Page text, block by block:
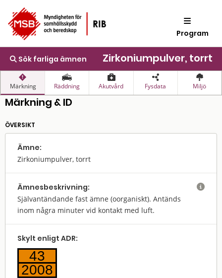
Program
Sök farliga ämnen Zirkoniumpulver, torrt
Märkning Räddning Akutvård Fysdata Miljö
Märkning & ID
ÖVERSIKT
Ämne:
Zirkoniumpulver, torrt
Ämnes­beskrivning:
Självantändande fast ämne (oorganiskt). Antänds
inom några minuter vid kontakt med luft.

Skylt enligt ADR:
43
2008